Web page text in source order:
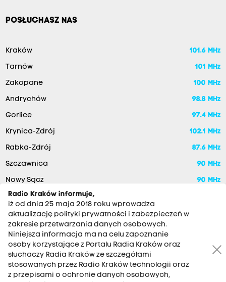
POSŁUCHASZ NAS
Kraków 101.6 MHz
Tarnów 101 MHz
Zakopane 100 MHz
Andrychów 98.8 MHz
Gorlice 97.4 MHz
Krynica-Zdrój 102.1 MHz
Rabka-Zdrój 87.6 MHz
Szczawnica 90 MHz
Nowy Sącz 90 MHz
RADIO KRAKÓW SA. Aleja Juliusza Słowackiego 22, 30-007
Radio Kraków informuje,
iż od dnia 25 maja 2018 roku wprowadza
aktualizację polityki prywatności i zabezpieczeń w
zakresie przetwarzania danych osobowych.
Niniejsza informacja ma na celu zapoznanie
osoby korzystające z Portalu Radia Kraków oraz
słuchaczy Radia Kraków ze szczegółami
stosowanych przez Radio Kraków technologii oraz
z przepisami o ochronie danych osobowych,